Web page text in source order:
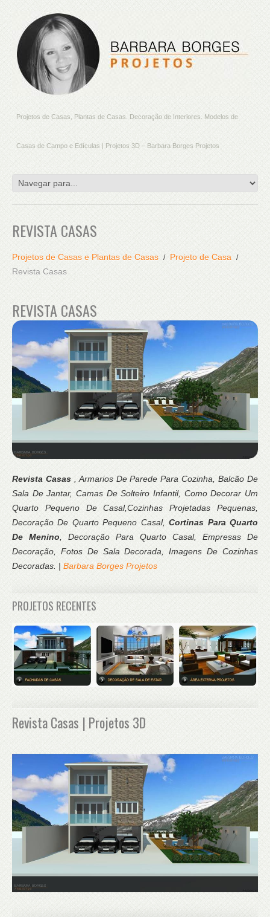
Projetos de Casas, Plantas de Casas. Decoração de Interiores. Modelos de
Casas de Campo e Edículas | Projetos 3D – Barbara Borges Projetos
REVISTA CASAS
Projetos de Casas e Plantas de Casas
Projeto de Casa
Revista Casas
REVISTA CASAS
Revista Casas , Armarios De Parede Para Cozinha, Balcão De
Sala De Jantar, Camas De Solteiro Infantil, Como Decorar Um
Quarto Pequeno De Casal,Cozinhas Projetadas Pequenas,
Decoração De Quarto Pequeno Casal,Cortinas Para Quarto
De Menino, Decoração Para Quarto Casal, Empresas De
Decoração, Fotos De Sala Decorada, Imagens De Cozinhas
Decoradas. | Barbara Borges Projetos
PROJETOS RECENTES
Revista Casas | Projetos 3D